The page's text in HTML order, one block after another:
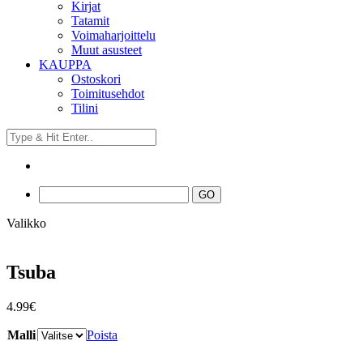
Kirjat
Tatamit
Voimaharjoittelu
Muut asusteet
KAUPPA
Ostoskori
Toimitusehdot
Tilini
Valikko
Tsuba
4.99€
Malli Poista